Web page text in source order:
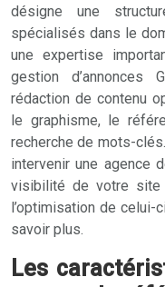
désigne une
spécialisés dans le
une expertise
gestion d’annonces
rédaction de contenu
le graphisme, le
recherche de mots-
intervenir une agence
visibilité de votre site
l’optimisation de celui-
savoir plus.
Les